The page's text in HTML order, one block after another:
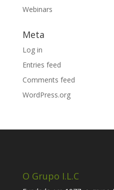
Webinars
Meta
Log in
Entries feed
Comments feed
WordPress.org
O Grupo I.L.C